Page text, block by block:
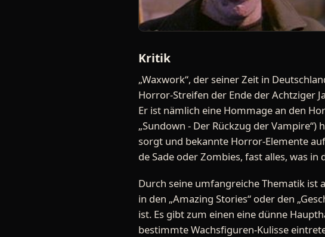
Kritik
„Waxwork“, der seiner Zeit in
Horror-Streifen der Ende der Achtziger
Er ist nämlich eine Hommage an den
„Sundown - Der Rückzug der
sorgt und bekannte Horror-Elemente
de Sade oder Zombies, fast alles, was
Durch seine umfangreiche Thematik ist
in den „Amazing Stories“ oder den
ist. Es gibt zum einen eine dünne
bestimmte Wachsfiguren-Kulisse